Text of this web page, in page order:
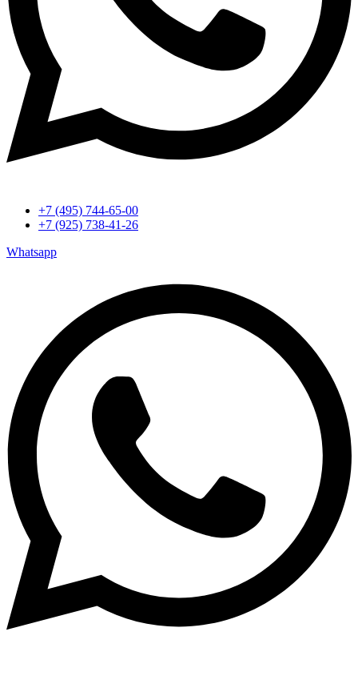
+7 (495) 744-65-00
+7 (925) 738-41-26
Whatsapp